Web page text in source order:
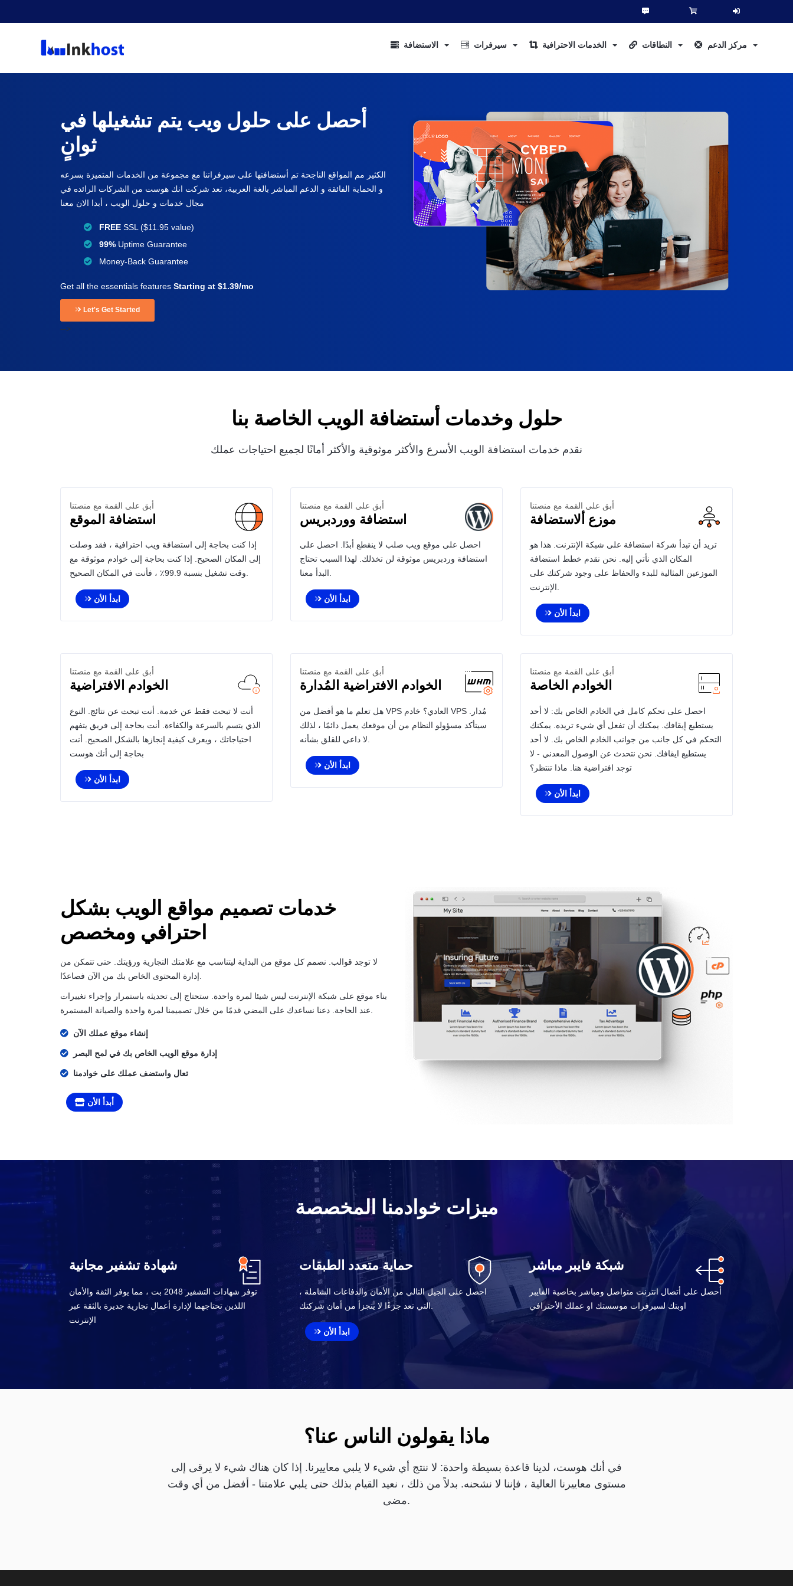
أحصل على حلول ويب يتم تشغيلها في
ثوانٍ
الكثير مم المواقع الناجحة تم أستضافتها على سيرفراتنا مع مجموعة من الخدمات المتميزة بسرعه
و الحماية الفائقة و الدعم المباشر بالغة العربية، تعد شركت انك هوست من الشركات الرائده في
مجال خدمات و حلول الويب ، أبدا الان معنا
FREE SSL ($11.95 value)
99% Uptime Guarantee
Money-Back Guarantee
Get all the essentials features Starting at $1.39/mo
Let's Get Started
-->
حلول وخدمات أستضافة الويب الخاصة بنا
نقدم خدمات استضافة الويب الأسرع والأكثر موثوقية والأكثر أمانًا لجميع احتياجات عملك
أبق على القمة مع منصتنا
استضافة الموقع
إذا كنت بحاجة إلى استضافة ويب احترافية ، فقد وصلت
إلى المكان الصحيح. إذا كنت بحاجة إلى خوادم موثوقة مع
ابدأ الأن
أبق على القمة مع منصتنا
استضافة ووردبريس
احصل على موقع ويب صلب لا ينقطع أبدًا. احصل على
استضافة وردبريس موثوقة لن تخذلك. لهذا السبب تحتاج
ابدأ الأن
أبق على القمة مع منصتنا
موزع ألاستضافة
تريد أن تبدأ شركة استضافة على شبكة الإنترنت. هذا هو
المكان الذي نأتي إليه. نحن نقدم خطط استضافة
الموزعين المثالية للبدء والحفاظ على وجود شركتك على
ابدأ الأن
أبق على القمة مع منصتنا
الخوادم الافتراضية
أنت لا تبحث فقط عن خدمة. أنت تبحث عن نتائج. النوع
الذي يتسم بالسرعة والكفاءة. أنت بحاجة إلى فريق يتفهم
احتياجاتك ، ويعرف كيفية إنجازها بالشكل الصحيح. أنت
بحاجة إلى أنك هوست
ابدأ الأن
أبق على القمة مع منصتنا
الخوادم الافتراضية المُدارة
هل تعلم ما هو أفضل من VPS العادي؟ خادم VPS مُدار.
سيتأكد مسؤولو النظام من أن موقعك يعمل دائمًا ، لذلك
ابدأ الأن
أبق على القمة مع منصتنا
الخوادم الخاصة
احصل على تحكم كامل في الخادم الخاص بك: لا أحد
يستطيع إيقافك. يمكنك أن تفعل أي شيء تريده. يمكنك
التحكم في كل جانب من جوانب الخادم الخاص بك. لا أحد
يستطيع ايقافك. نحن نتحدث عن الوصول المعدني - لا
توجد افتراضية هنا. ماذا تنتظر؟
ابدأ الأن
خدمات تصميم مواقع الويب بشكل
احترافي ومخصص
لا توجد قوالب. نصمم كل موقع من البداية ليتناسب مع علامتك التجارية ورؤيتك. حتى تتمكن من
بناء موقع على شبكة الإنترنت ليس شيئا لمرة واحدة. ستحتاج إلى تحديثه باستمرار وإجراء تغييرات
إنشاء موقع عملك الآن
إدارة موقع الويب الخاص بك في لمح البصر
تعال واستضف عملك على خوادمنا
أبدأ الأن
ميزات خوادمنا المخصصة
شهادة تشفير مجانية
توفر شهادات التشفير 2048 بت ، مما يوفر الثقة والأمان
اللذين تحتاجهما لإدارة أعمال تجارية جديرة بالثقة عبر
الإنترنت
حماية متعدد الطبقات
احصل على الجيل التالي من الأمان والدفاعات الشاملة ،
التي تعد جزءًا لا يتجزأ من أمان شركتك.
ابدأ الأن
شبكة فايبر مباشر
أحصل على أتصال انترنت متواصل ومباشر بخاصية الفايبر
اوبتك لسيرفرات موسستك او عملك الأحترافي
ماذا يقولون الناس عنا؟
في أنك هوست، لدينا قاعدة بسيطة واحدة: لا ننتج أي شيء لا يلبي معاييرنا. إذا كان هناك شيء لا يرقى إلى
مستوى معاييرنا العالية ، فإننا لا نشحنه. بدلاً من ذلك ، نعيد القيام بذلك حتى يلبي علامتنا - أفضل من أي وقت
مضى.